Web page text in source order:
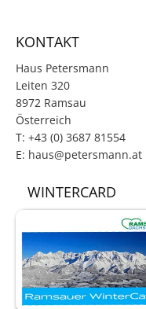
KONTAKT
Haus Petersmann
Leiten 320
8972 Ramsau
Österreich
T: +43 (0) 3687 81554
E: haus@petersmann.at
WINTERCARD